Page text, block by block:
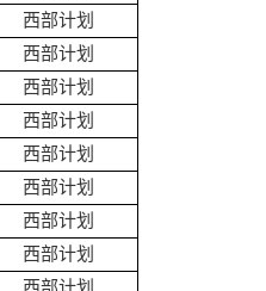
西部计划
西部计划
西部计划
西部计划
西部计划
西部计划
西部计划
西部计划